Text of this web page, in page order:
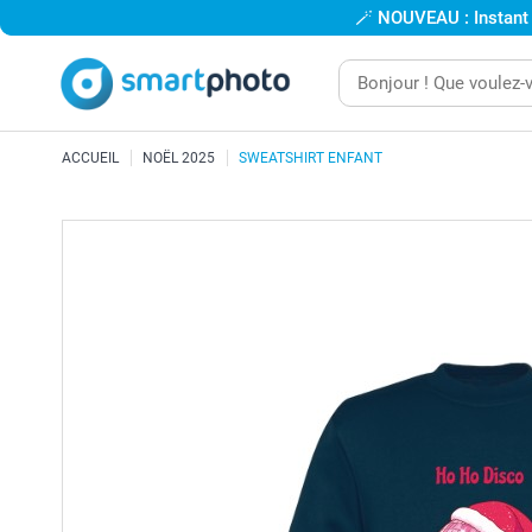
🪄 NOUVEAU :
ACCUEIL NOËL 2025 SWEATSHIRT ENFANT